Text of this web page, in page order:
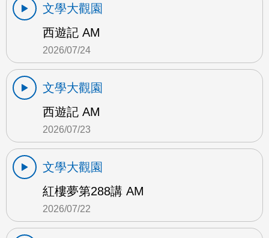
文學大觀園
西遊記 AM
2026/07/24
文學大觀園
西遊記 AM
2026/07/23
文學大觀園
紅樓夢第288講 AM
2026/07/22